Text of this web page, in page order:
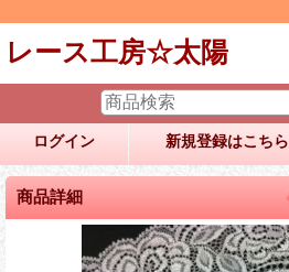
レース工房☆太陽
ログイン 新規登録はこちら
商品詳細